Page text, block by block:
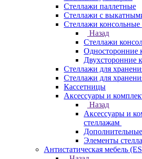
Стеллажи паллетные
Стеллажи с
Стеллажи консольные
Назад
Стеллажи
Односторонние
Двухсторонние
Стеллажи для
Стеллажи для
Кассетницы
Аксесcуары и
Назад
Аксесcуары и
стеллажам
Элементы
Антистатическая мебель